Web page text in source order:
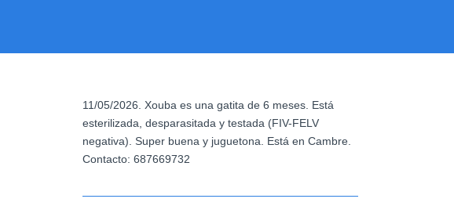
11/05/2026. Xouba es una gatita de 6 meses. Está
esterilizada, desparasitada y testada (FIV-FELV
negativa). Super buena y juguetona. Está en Cambre.
Contacto: 687669732